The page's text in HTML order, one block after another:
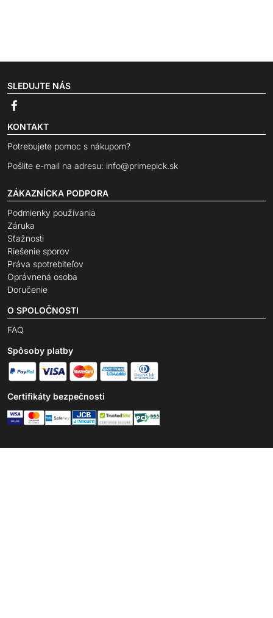
SLEDUJTE NÁS
KONTAKT
Potrebujete pomoc s nákupom?
Pošlite e-mail na adresu: info@primepick.sk
ZÁKAZNÍCKA PODPORA
Podmienky používania
Záruka
Sťažnosti
Riešenie sporov
Práva spotrebiteľov
Oprávnená osoba
Doručenie
O SPOLOČNOSTI
FAQ
Spôsoby platby
Certifikáty bezpečnosti